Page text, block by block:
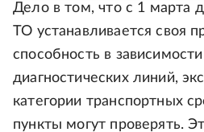
Дело в том, что с 1 марта
ТО устанавливается своя
способность в
диагностических линий,
категории транспортных
пункты могут проверять.